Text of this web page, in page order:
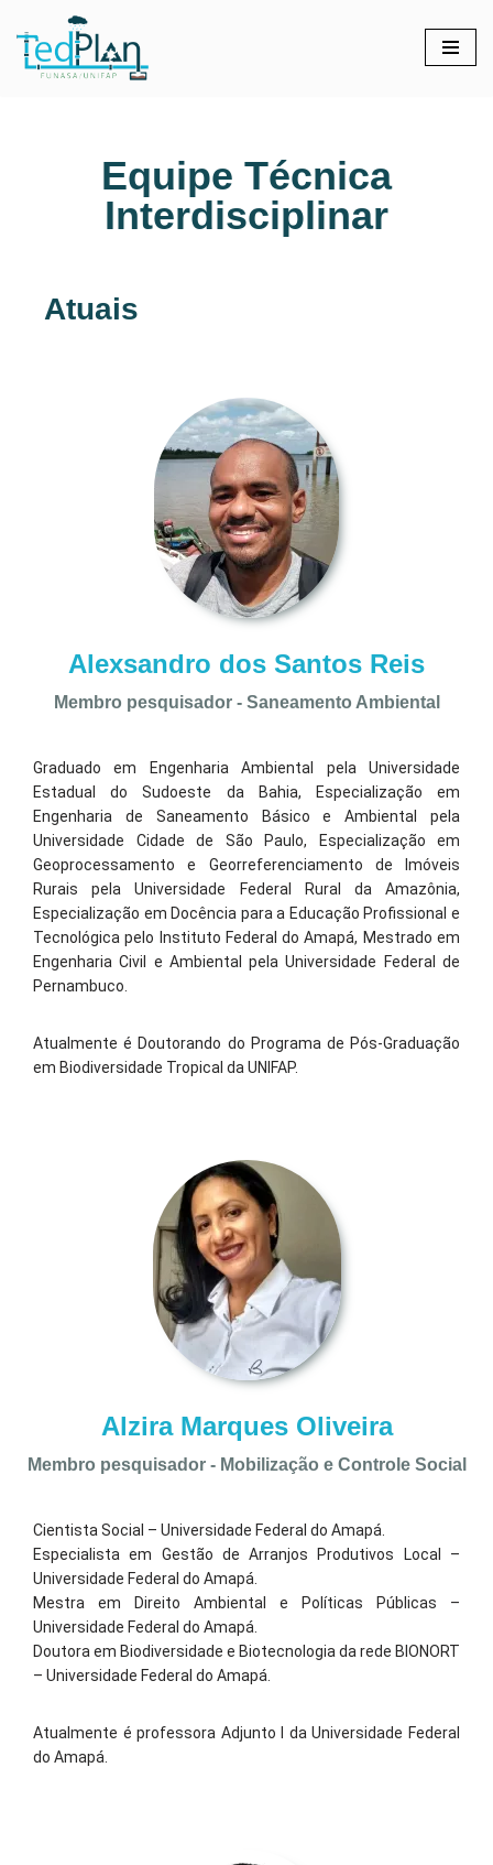
Pular
Equipe Técnica
Interdisciplinar
Atuais
Alexsandro dos Santos Reis
Membro pesquisador - Saneamento Ambiental
Graduado em Engenharia Ambiental pela Universidade
Estadual do Sudoeste da Bahia, Especialização em
Engenharia de Saneamento Básico e Ambiental pela
Universidade Cidade de São Paulo, Especialização em
Geoprocessamento e Georreferenciamento de Imóveis
Rurais pela Universidade Federal Rural da Amazônia,
Especialização em Docência para a Educação Profissional e
Tecnológica pelo Instituto Federal do Amapá, Mestrado em
Engenharia Civil e Ambiental pela Universidade Federal de
Pernambuco.
Atualmente é Doutorando do Programa de Pós-Graduação
em Biodiversidade Tropical da UNIFAP.
Alzira Marques Oliveira
Membro pesquisador - Mobilização e Controle Social
Cientista Social – Universidade Federal do Amapá.
Especialista em Gestão de Arranjos Produtivos Local –
Universidade Federal do Amapá.
Mestra em Direito Ambiental e Políticas Públicas –
Universidade Federal do Amapá.
Doutora em Biodiversidade e Biotecnologia da rede BIONORT
– Universidade Federal do Amapá.
Atualmente é professora Adjunto I da Universidade Federal
do Amapá.